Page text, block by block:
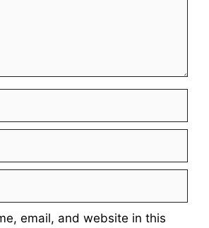
email, and website in this